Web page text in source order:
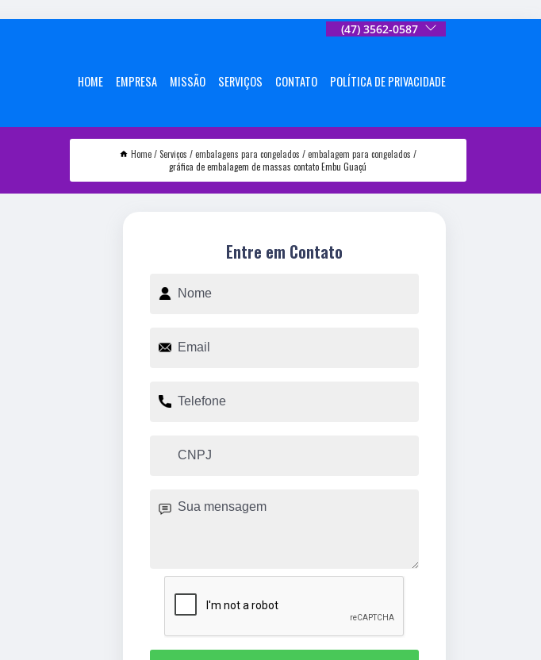
(47) 3562-0587
HOME EMPRESA MISSÃO SERVIÇOS CONTATO POLÍTICA DE PRIVACIDADE
Home Serviços embalagens para congelados
embalagem para congelados
gráfica de embalagem de massas contato Embu Guaçú
Entre em Contato